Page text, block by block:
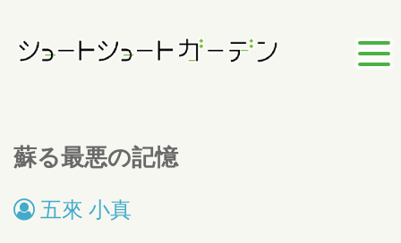
蘇る最悪の記憶
五來 小真